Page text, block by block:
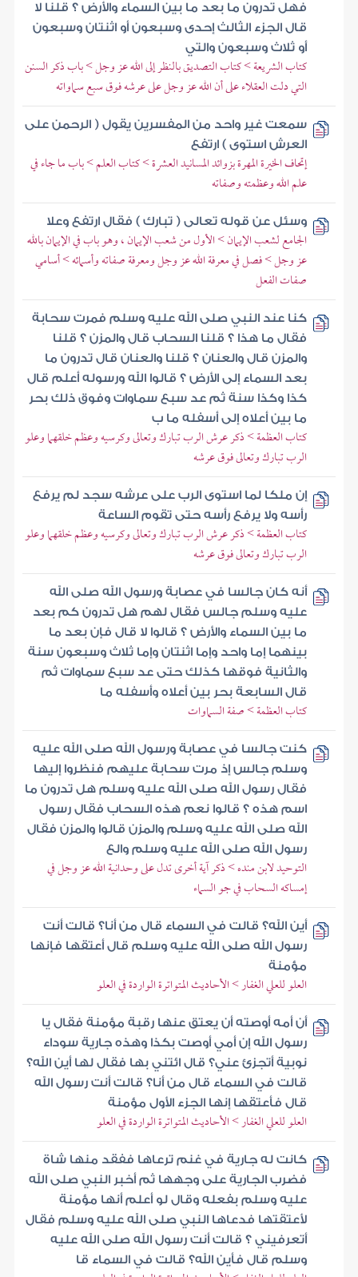
فهل تدرون ما بعد ما بين السماء والأرض ؟ قلنا لا
قال الجزء الثالث إحدى وسبعون أو اثنتان وسبعون
أو ثلاث وسبعون والتي
كتاب الشريعة > كتاب التصديق بالنظر إلى الله عز وجل > باب ذكر السنن
التي دلت العقلاء على أن الله عز وجل على عرشه فوق سبع سماواته
سمعت غير واحد من المفسرين يقول ( الرحمن على
العرش استوى ) ارتفع
إتحاف الخيرة المهرة بزوائد المسانيد العشرة > كتاب العلم > باب ما جاء في
علم الله وعظمته وصفاته
وسئل عن قوله تعالى ( تبارك ) فقال ارتفع وعلا
الجامع لشعب الإيمان > الأول من شعب الإيمان ، وهو باب في الإيمان بالله
عز وجل > فصل في معرفة الله عز وجل ومعرفة صفاته وأسمائه > أسامي
صفات الفعل
كنا عند النبي صلى الله عليه وسلم فمرت سحابة
فقال ما هذا ؟ قلنا السحاب قال والمزن ؟ قلنا
والمزن قال والعنان ؟ قلنا والعنان قال تدرون ما
بعد السماء إلى الأرض ؟ قالوا الله ورسوله أعلم قال
كذا وكذا سنة ثم عد سبع سماوات وفوق ذلك بحر
ما بين أعلاه إلى أسفله ما ب
كتاب العظمة > ذكر عرش الرب تبارك وتعالى وكرسيه وعظم خلقهما وعلو
الرب تبارك وتعالى فوق عرشه
إن ملكا لما استوى الرب على عرشه سجد لم يرفع
رأسه ولا يرفع رأسه حتى تقوم الساعة
كتاب العظمة > ذكر عرش الرب تبارك وتعالى وكرسيه وعظم خلقهما وعلو
الرب تبارك وتعالى فوق عرشه
أنه كان جالسا في عصابة ورسول الله صلى الله
عليه وسلم جالس فقال لهم هل تدرون كم بعد
ما بين السماء والأرض ؟ قالوا لا قال فإن بعد ما
بينهما إما واحد وإما اثنتان وإما ثلاث وسبعون سنة
والثانية فوقها كذلك حتى عد سبع سماوات ثم
قال السابعة بحر بين أعلاه وأسفله ما
كتاب العظمة > صفة السماوات
كنت جالسا في عصابة ورسول الله صلى الله عليه
وسلم جالس إذ مرت سحابة عليهم فنظروا إليها
فقال رسول الله صلى الله عليه وسلم هل تدرون ما
اسم هذه ؟ قالوا نعم هذه السحاب فقال رسول
الله صلى الله عليه وسلم والمزن قالوا والمزن فقال
رسول الله صلى الله عليه وسلم والع
التوحيد لابن منده > ذكر آية أخرى تدل على وحدانية الله عز وجل في
إمساكه السحاب في جو السماء
أين الله؟ قالت في السماء قال من أنا؟ قالت أنت
رسول الله صلى الله عليه وسلم قال أعتقها فإنها
مؤمنة
العلو للعلي الغفار > الأحاديث المتواترة الواردة في العلو
أن أمه أوصته أن يعتق عنها رقبة مؤمنة فقال يا
رسول الله إن أمي أوصت بكذا وهذه جارية سوداء
نوبية أتجزئ عني؟ قال ائتني بها فقال لها أين الله؟
قالت في السماء قال من أنا؟ قالت أنت رسول الله
قال فأعتقها إنها الجزء الأول مؤمنة
العلو للعلي الغفار > الأحاديث المتواترة الواردة في العلو
كانت له جارية في غنم ترعاها ففقد منها شاة
فضرب الجارية على وجهها ثم أخبر النبي صلى الله
عليه وسلم بفعله وقال لو أعلم أنها مؤمنة
لأعتقتها فدعاها النبي صلى الله عليه وسلم فقال
أتعرفيني ؟ قالت أنت رسول الله صلى الله عليه
وسلم قال فأين الله؟ قالت في السماء قا